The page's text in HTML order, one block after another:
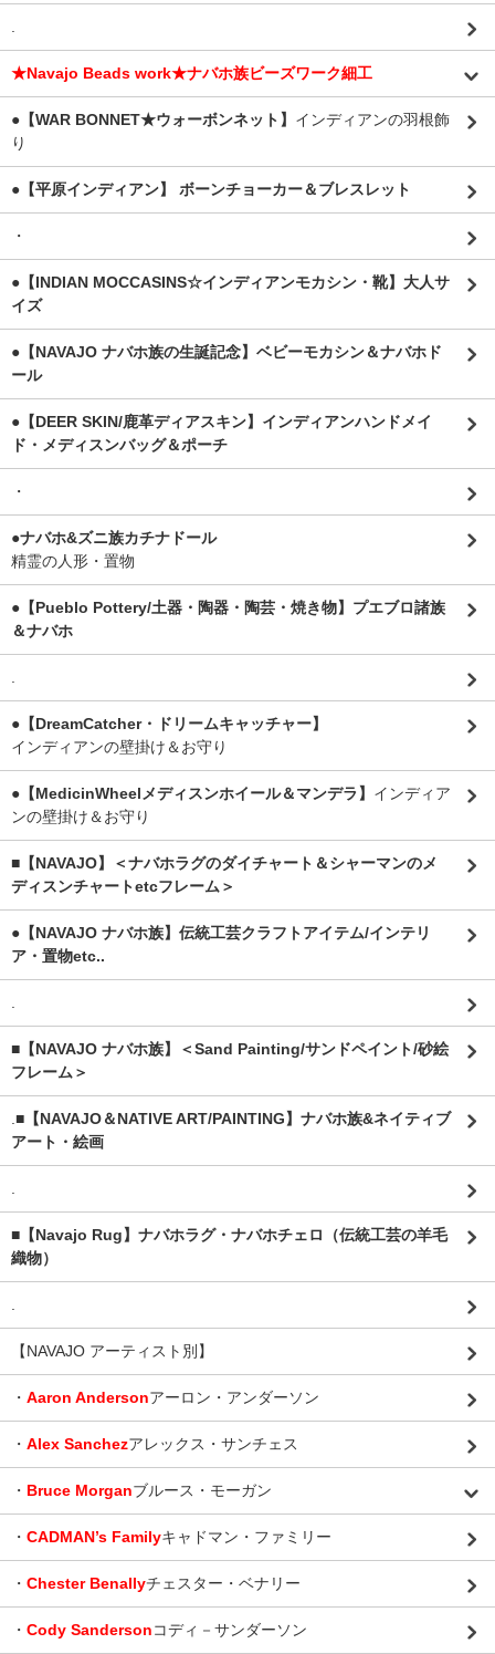
.
★Navajo Beads work★ナバホ族ビーズワーク細工
●【WAR BONNET★ウォーボンネット】 インディアンの羽根飾
り
●【平原インディアン】 ボーンチョーカー＆ブレスレット
・
●【INDIAN MOCCASINS☆インディアンモカシン・靴】大人サ
イズ
●【NAVAJO ナバホ族の生誕記念】ベビーモカシン＆ナバホド
ール
●【DEER SKIN/鹿革ディアスキン】インディアンハンドメイ
ド・メディスンバッグ＆ポーチ
・
●ナバホ&ズニ族カチナドール
精霊の人形・置物
●【Pueblo Pottery/土器・陶器・陶芸・焼き物】プエブロ諸族
＆ナバホ
.
●【DreamCatcher・ドリームキャッチャー】
インディアンの壁掛け＆お守り
●【MedicinWheelメディスンホイール＆マンデラ】 インディア
ンの壁掛け＆お守り
■【NAVAJO】＜ナバホラグのダイチャート＆シャーマンのメ
ディスンチャートetcフレーム＞
●【NAVAJO ナバホ族】伝統工芸クラフトアイテム/インテリ
ア・置物etc..
.
■【NAVAJO ナバホ族】＜Sand Painting/サンドペイント/砂絵
フレーム＞
.■【NAVAJO＆NATIVE ART/PAINTING】ナバホ族&ネイティブ
アート・絵画
.
■【Navajo Rug】ナバホラグ・ナバホチェロ（伝統工芸の羊毛
織物）
.
【NAVAJO アーティスト別】
・ Aaron Andersonアーロン・アンダーソン
・ Alex Sanchezアレックス・サンチェス
・ Bruce Morganブルース・モーガン
・ CADMAN’s Familyキャドマン・ファミリー
・ Chester Benallyチェスター・ベナリー
・ Cody Sandersonコディ－サンダーソン